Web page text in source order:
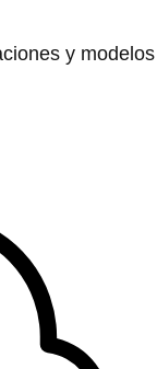
y modelos